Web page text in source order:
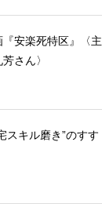
『安楽死特区』〈主
さん〉
スキル磨き”のすす